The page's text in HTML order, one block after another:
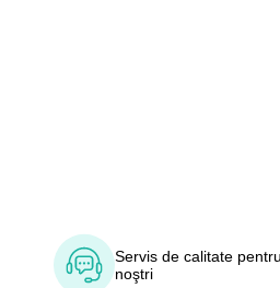
Servis de calitate
noştri